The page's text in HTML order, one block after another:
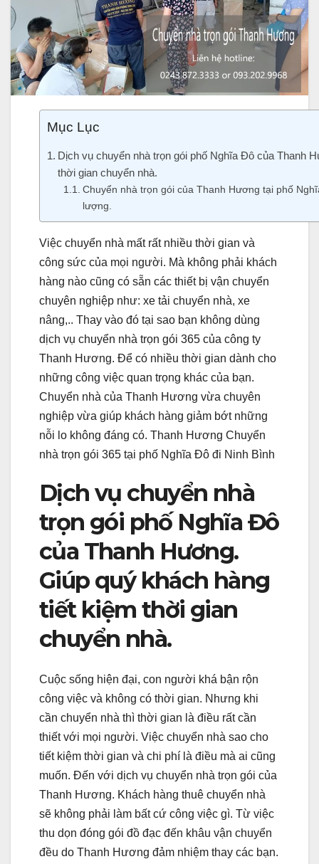
Mục Lục
Dịch vụ chuyển nhà trọn gói phố Nghĩa Đô của Thanh
thời gian chuyển nhà.
Chuyển nhà trọn gói của Thanh Hương tại phố
lượng.
Việc chuyển nhà mất rất nhiều thời gian và
công sức của mọi người. Mà không phải khách
hàng nào cũng có sẵn các thiết bị vận chuyển
chuyên nghiệp như: xe tải chuyển nhà, xe
nâng,.. Thay vào đó tại sao bạn không dùng
dịch vụ chuyển nhà trọn gói 365 của công ty
Thanh Hương. Để có nhiều thời gian dành cho
những công việc quan trọng khác của bạn.
Chuyển nhà của Thanh Hương vừa chuyên
nghiệp vừa giúp khách hàng giảm bớt những
nỗi lo không đáng có. Thanh Hương Chuyển
nhà trọn gói 365 tại phố Nghĩa Đô đi Ninh Bình
Dịch vụ chuyển nhà
trọn gói phố Nghĩa Đô
của Thanh Hương.
Giúp quý khách hàng
tiết kiệm thời gian
chuyển nhà.
Cuộc sống hiện đại, con người khá bận rộn
công việc và không có thời gian. Nhưng khi
cần chuyển nhà thì thời gian là điều rất cần
thiết với mọi người. Việc chuyển nhà sao cho
tiết kiệm thời gian và chi phí là điều mà ai cũng
muốn. Đến với dịch vụ chuyển nhà trọn gói của
Thanh Hương. Khách hàng thuê chuyển nhà
sẽ không phải làm bất cứ công việc gì. Từ việc
thu dọn đóng gói đồ đạc đến khâu vận chuyển
đều do Thanh Hương đảm nhiệm thay các bạn.